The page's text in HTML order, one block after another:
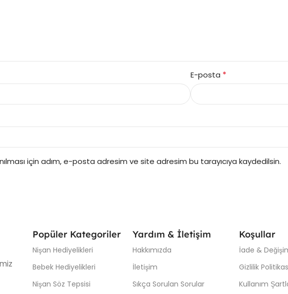
E-posta *
için adım, e-posta adresim ve site adresim bu tarayıcıya kaydedilsin.
Popüler Kategoriler
Nişan Hediyelikleri
Bebek Hediyelikleri
Nişan Söz Tepsisi
Yardım & İletişim
Hakkımızda
İletişim
Sıkça Sorulan Sorular
Koşullar
İade &
Gizlilik
Kullanım